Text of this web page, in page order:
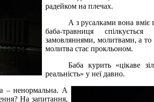
радейком на плечах.
А з русалками вона вміє
баба-травниця
замовляннями, молитвами, а
молитва стає прокльоном.
Баба курить «цікаве
реальність» у неї давно.
– ненормальна. А
На запитання,